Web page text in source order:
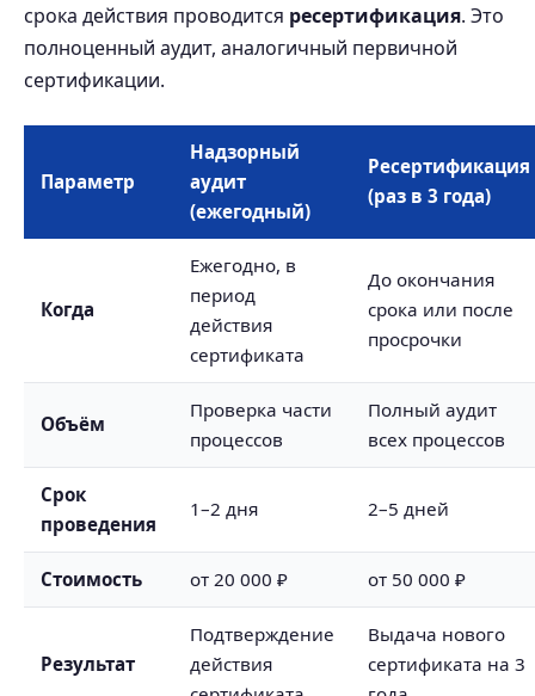
срока действия проводится ресертификация. Это
полноценный аудит, аналогичный первичной
сертификации.
Параметр
Надзорный
аудит
(ежегодный)
Ресертификация
(раз в 3 года)
Когда
Ежегодно, в
период
действия
сертификата
До окончания
срока или после
просрочки
Объём
Проверка части
процессов
Полный аудит
всех процессов
Срок
проведения
1–2 дня 2–5 дней
Стоимость от 20 000 ₽ от 50 000 ₽
Результат
Подтверждение
действия
Выдача нового
сертификата на 3